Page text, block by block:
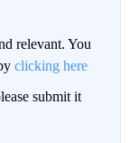
relevant. You
clicking here
submit it